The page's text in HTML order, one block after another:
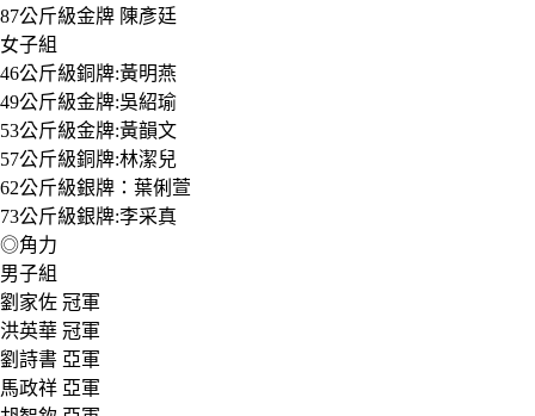
87公斤級金牌 陳彥廷
女子組
46公斤級銅牌:黃明燕
49公斤級金牌:吳紹瑜
53公斤級金牌:黃韻文
57公斤級銅牌:林潔兒
62公斤級銀牌：葉俐萱
73公斤級銀牌:李采真
◎角力
男子組
劉家佐 冠軍
洪英華 冠軍
劉詩書 亞軍
馬政祥 亞軍